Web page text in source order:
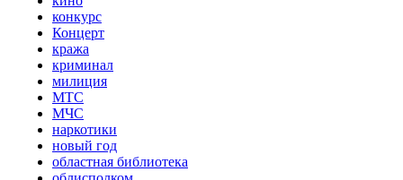
конкурс
Концерт
кража
криминал
милиция
МТС
МЧС
наркотики
новый год
областная библиотека